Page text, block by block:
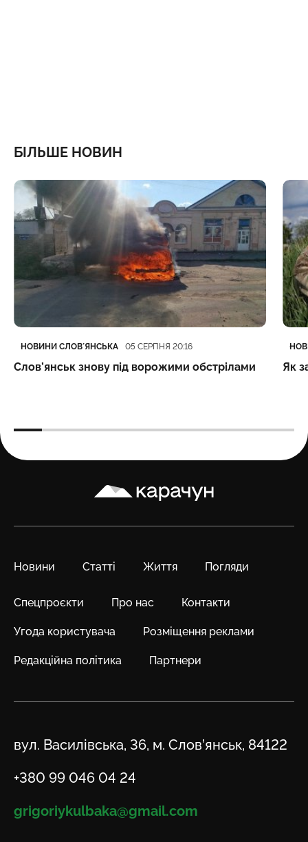
БІЛЬШЕ НОВИН
Категорія
НОВИНИ СЛОВʼЯНСЬКА
Дата публікації 05 СЕРПНЯ 20:16
Слов’янськ знову під ворожими обстрілами
Як
Карачун
Новини Статті Життя Погляди
Спецпроєкти Про нас Контакти
Угода користувача Розміщення реклами
Редакційна політика Партнери
Адреса
вул. Василівська, 36, м. Слов’янськ, 84122
Телефон
+380 99 046 04 24
Email
grigoriykulbaka@gmail.com